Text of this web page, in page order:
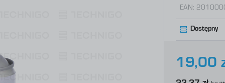
SIĘ
możliwość otrzymania
EAN:
Dostępny
19,00